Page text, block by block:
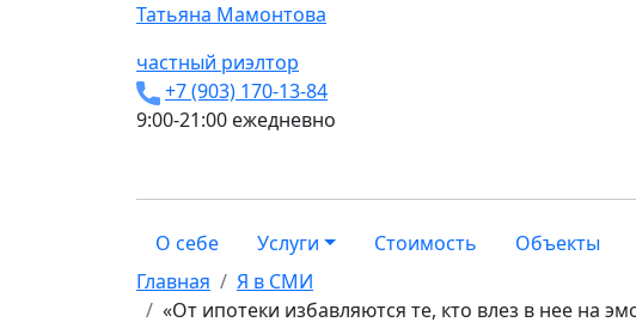
Татьяна Мамонтова
частный риэлтор
+7 (903) 170-13-84
9:00-21:00 ежедневно
О себе Услуги Стоимость Объекты
Главная
Я в СМИ
«От ипотеки избавляются те, кто влез в нее на